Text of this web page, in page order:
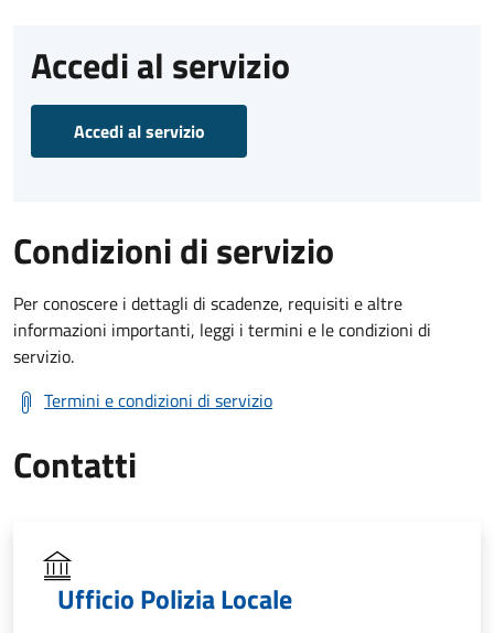
Accedi al servizio
Accedi al servizio
Condizioni di servizio
Per conoscere i dettagli di scadenze, requisiti e altre
informazioni importanti, leggi i termini e le condizioni di
servizio.
Termini e condizioni di servizio
Contatti
Ufficio Polizia Locale